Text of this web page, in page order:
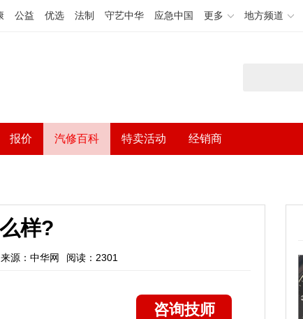
公益 优选 法制 守艺中华 应急中国 更多 地方频道
报价 汽修百科 特卖活动 经销商
样?
来源：中华网 阅读：2301
咨询技师